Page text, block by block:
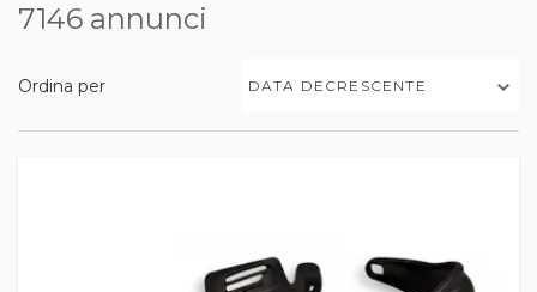
7146 annunci
Ordina per DATA DECRESCENTE